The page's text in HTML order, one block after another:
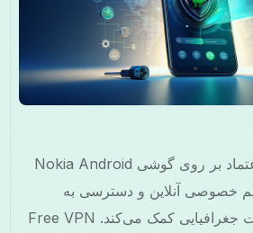
نصب یک VPN قابل اعتماد بر روی گوشی Nokia Android
آنلاین و دسترسی به
محتوای دارای محدودیت جغرافیایی کمک می‌کند. Free VPN